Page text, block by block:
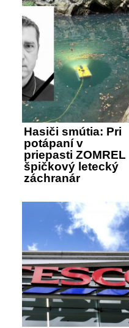
Hasiči smútia: Pri
potápaní v
priepasti ZOMREL
špičkový letecký
záchranár